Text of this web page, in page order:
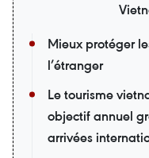
Mieux protéger
l’étranger
Le tourisme
objectif annuel
arrivées